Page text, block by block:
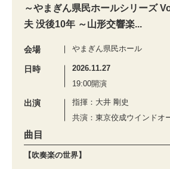
～やまぎん県民ホールシリーズ
夫 没後10年 ～山形交響楽...
会場 やまぎん県民ホール
日時
2026.11.27
19:00開演
出演
指揮：大井 剛史
共演：東京佼成ウインドオ
曲目
【吹奏楽の世界】